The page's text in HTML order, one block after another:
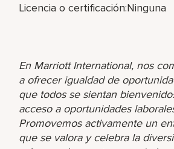
Licencia o certificación:Ninguna
En Marriott International, nos
a ofrecer igualdad de
que todos se sientan
acceso a oportunidades
Promovemos activamente un
que se valora y celebra la